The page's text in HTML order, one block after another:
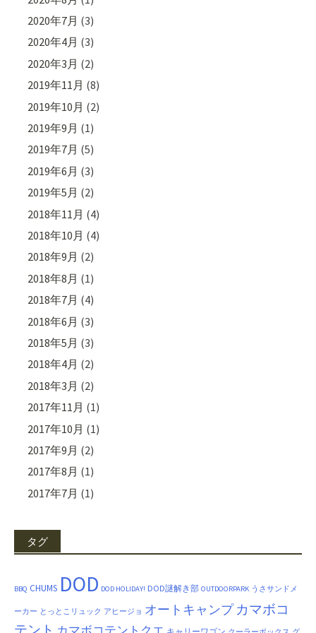
2020年7月 (3)
2020年4月 (3)
2020年3月 (2)
2019年11月 (8)
2019年10月 (2)
2019年9月 (1)
2019年7月 (5)
2019年6月 (3)
2019年5月 (2)
2018年11月 (4)
2018年10月 (4)
2018年9月 (2)
2018年8月 (1)
2018年7月 (4)
2018年6月 (3)
2018年5月 (3)
2018年4月 (2)
2018年3月 (2)
2017年11月 (1)
2017年10月 (1)
2017年9月 (2)
2017年8月 (1)
2017年7月 (1)
タグ
BBQ CHUMS DOD DOD HOLIDAY! DOD謎解き部 OUTDOORPARK うさサンドメ
ーカー とっとこリュック アヒージョ オートキャンプ カマボコ
テント